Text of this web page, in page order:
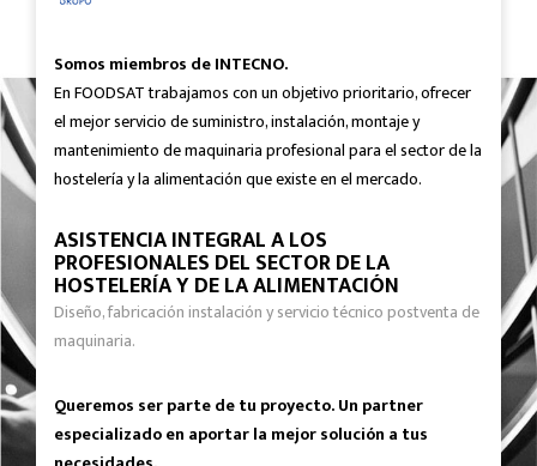
Somos miembros de INTECNO.
En FOODSAT trabajamos con un objetivo prioritario, ofrecer
el mejor servicio de suministro, instalación, montaje y
mantenimiento de maquinaria profesional para el sector de la
hostelería y la alimentación que existe en el mercado.
ASISTENCIA INTEGRAL A LOS
PROFESIONALES DEL SECTOR DE LA
HOSTELERÍA Y DE LA ALIMENTACIÓN
Diseño, fabricación instalación y servicio técnico postventa de
maquinaria.
Queremos ser parte de tu proyecto. Un partner
especializado en aportar la mejor solución a tus